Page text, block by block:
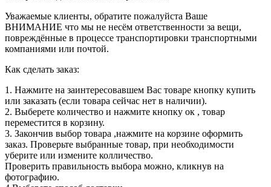
Уважаемые клиенты, обратите пожалуйста Ваше
ВНИМАНИЕ что мы не несём ответственности за вещи,
повреждённые в процессе транспортировки транспортными
компаниями или почтой.
Как сделать заказ:
1. Нажмите на заинтересовавшем Вас товаре кнопку купить
или заказать (если товара сейчас нет в наличии).
2. Выберете количество и нажмите кнопку ок , товар
переместится в корзину.
3. Закончив выбор товара ,нажмите на корзине оформить
заказ. Проверьте выбранные товар, при необходимости
уберите или измените колличество.
Проверить правильность выбора можно, кликнув на
фотографию.